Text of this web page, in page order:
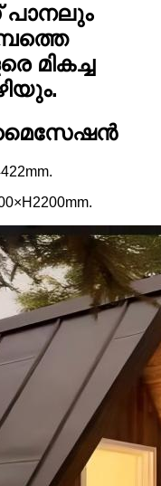
പാനലും
മികച്ച